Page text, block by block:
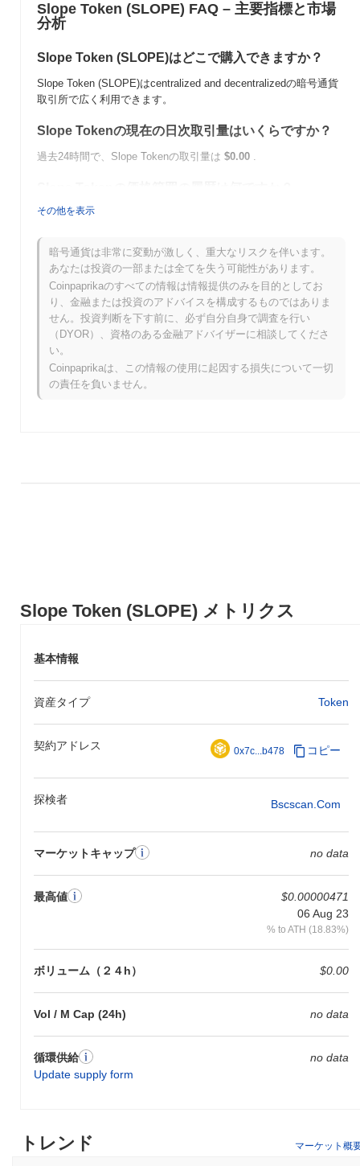
Slope Token (SLOPE) メトリクス
基本情報
資産タイプ Token
契約アドレス 0x7c...b478 コピー
探検者 Bscscan.com
マーケットキャップ no data
最高値
$0.00000471
06 Aug 23
% to ATH (18.83%)
ボリューム（２４h） $0.00
Vol / M Cap (24h) no data
循環供給
Update supply form
no data
Slope Token (SLOPE) FAQ – 主要指標と市場
分析
Slope Token (SLOPE)はどこで購入できますか？
Slope Token (SLOPE)はcentralized and decentralizedの暗号通貨
取引所で広く利用できます。
Slope Tokenの現在の日次取引量はいくらですか？
過去24時間で、Slope Tokenの取引量は $0.00 .
史上最高値（ATH）：
Slope Tokenは現在、ATHより ~15.85% 低く取引されています .
Slope Tokenは、より広範な暗号市場と比較してどの
ようなパフォーマンスですか？
過去7日間で、Slope Tokenは0.00% 上昇し、0.82%の上昇を記録
した全体の暗号市場を下回っています。これは、より広範な市場
のモメンタムと比較して、SLOPEの価格アクションにおける一時
的な遅れを示しています。
その他を表示
暗号通貨は非常に変動が激しく、重大なリスクを伴います。
あなたは投資の一部または全てを失う可能性があります。
Coinpaprikaのすべての情報は情報提供のみを目的としてお
り、金融または投資のアドバイスを構成するものではありま
せん。投資判断を下す前に、必ず自分自身で調査を行い
（DYOR）、資格のある金融アドバイザーに相談してくださ
い。
Coinpaprikaは、この情報の使用に起因する損失について一切
の責任を負いません。
トレンド マーケット概